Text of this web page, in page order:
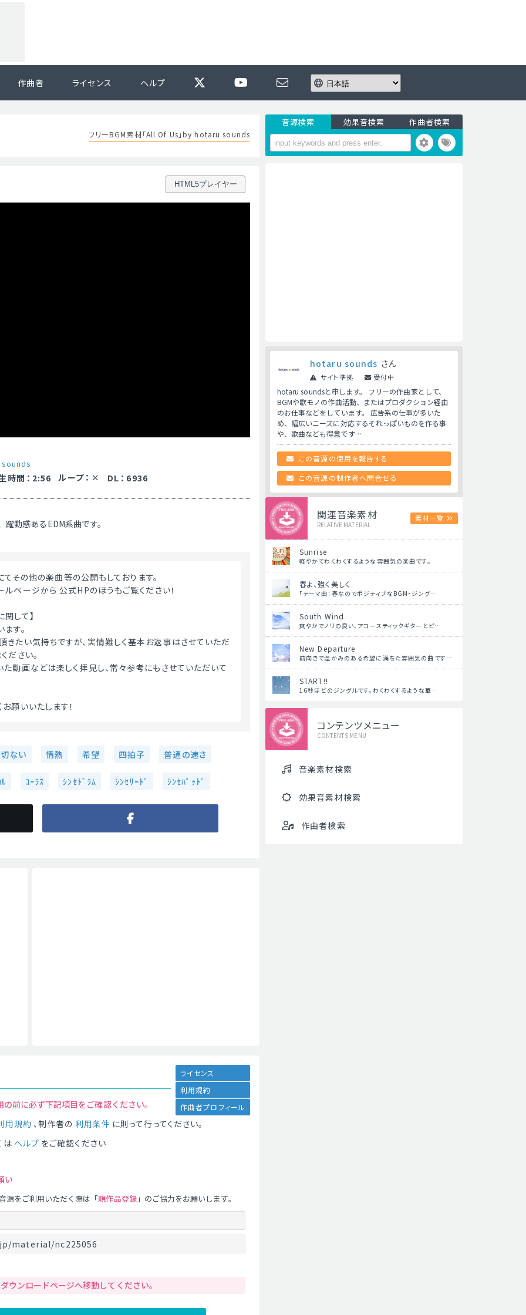
作曲者 ライセンス ヘルプ
フリーBGM素材「All Of Us」by hotaru sounds
HTML5プレイヤー
時間 ： 2:56 ループ ： DL ： 6936
動感あるEDM系曲です。
その他の楽曲等の公開もしております。
ルページから 公式HPのほうもご覧ください！
して】
す。
きたい気持ちですが、実情難しく基本お返事はさせていただ
ださい。
た動画などは楽しく拝見し、常々参考にもさせていただいて
願いいたします！
切ない 情熱 希望 四拍子 普通の速さ
ｺｰﾗｽ ｼﾝｾﾄﾞﾗﾑ ｼﾝｾﾘｰﾄﾞ ｼﾝｾﾊﾟｯﾄﾞ
ライセンス
利用規約
作曲者プロフィール
前に必ず下記項目をご確認ください。
用規約 、制作者の 利用条件 に則って行ってください。
は ヘルプ をご確認ください
い
源をご利用いただく際は「親作品登録」のご協力をお願いします。
material/nc225056
ウンロードページへ移動してください。
音源検索 効果音検索 作曲者検索
hotaru sounds さん
サイト準拠 受付中
hotaru soundsと申します。 フリーの作曲家として、
BGMや歌モノの作曲活動、またはプロダクション経由
のお仕事などをしています。 広告系の仕事が多いた
め、幅広いニーズに対応するそれっぽいものを作る事
や、歌曲なども得意です…
この音源の使用を報告する
この音源の制作者へ問合せる
関連音楽素材
RELATIVE MATERIAL
素材一覧
Sunrise
軽やかでわくわくするような雰囲気の楽曲です。
春よ、強く美しく
「テーマ曲：春なのでポジティブなBGM・ジング…
South Wind
爽やかでノリの良い、アコースティックギターとピ…
New Departure
前向きで温かみのある希望に満ちた雰囲気の曲です…
START!!
16秒ほどのジングルです。わくわくするような華…
コンテンツメニュー
CONTENTS MENU
音楽素材検索
効果音素材検索
作曲者検索